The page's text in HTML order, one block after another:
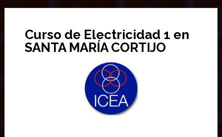
Curso de Electricidad 1 en
SANTA MARÍA CORTIJO